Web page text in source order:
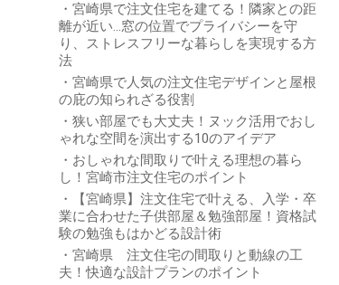
宮崎県で注文住宅を建てる！隣家との距
離が近い…窓の位置でプライバシーを守
り、ストレスフリーな暮らしを実現する方
法
宮崎県で人気の注文住宅デザインと屋根
の庇の知られざる役割
狭い部屋でも大丈夫！ヌック活用でおし
ゃれな空間を演出する10のアイデア
おしゃれな間取りで叶える理想の暮ら
し！宮崎市注文住宅のポイント
【宮崎県】注文住宅で叶える、入学・卒
業に合わせた子供部屋＆勉強部屋！資格試
験の勉強もはかどる設計術
宮崎県 注文住宅の間取りと動線の工
夫！快適な設計プランのポイント